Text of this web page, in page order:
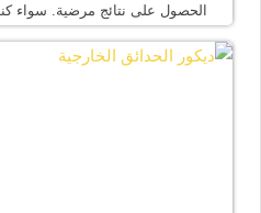
الحصول على نتائج مرضية. سواء